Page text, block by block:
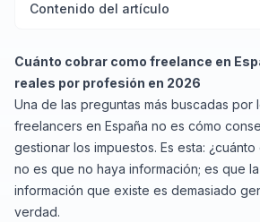
Contenido del artículo
Cuánto cobrar como freelance en
reales por profesión en 2026
Una de las preguntas más buscadas por
freelancers en España no es cómo
gestionar los impuestos. Es esta:
no es que no haya información; es que
información que existe es demasiado
verdad.